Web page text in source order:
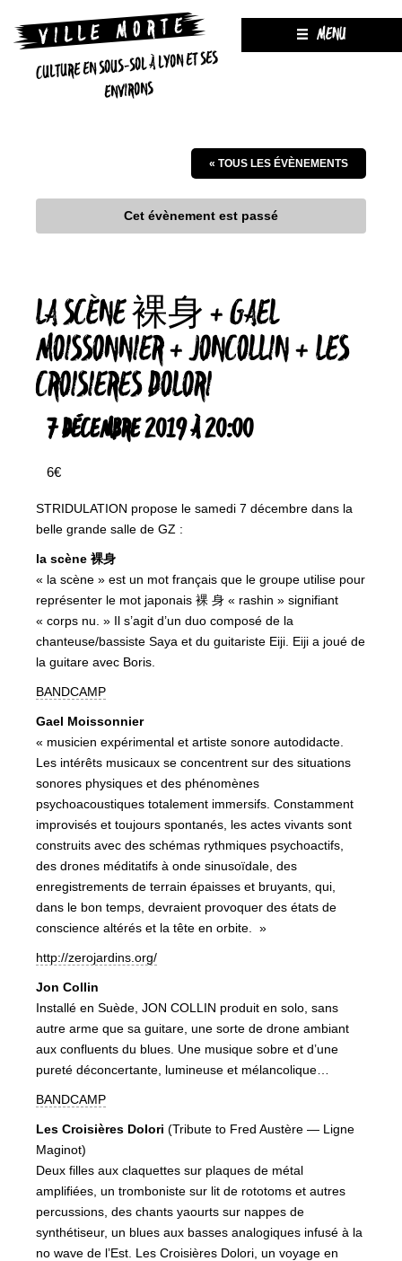
CULTURE EN SOUS-SOL À LYON ET SES
ENVIRONS
MENU
« TOUS LES ÉVÈNEMENTS
Cet évènement est passé
LA SCÈNE 裸身 + GAEL
MOISSONNIER + JONCOLLIN + LES
CROISIERES DOLORI
7 DÉCEMBRE 2019 À 20:00
6€
STRIDULATION propose le samedi 7 décembre dans la
belle grande salle de GZ :
la scène 裸身
« la scène » est un mot français que le groupe utilise pour
représenter le mot japonais 裸 身 « rashin » signifiant
« corps nu. » Il s’agit d’un duo composé de la
chanteuse/bassiste Saya et du guitariste Eiji. Eiji a joué de
la guitare avec Boris.
BANDCAMP
Gael Moissonnier
« musicien expérimental et artiste sonore autodidacte.
Les intérêts musicaux se concentrent sur des situations
sonores physiques et des phénomènes
psychoacoustiques totalement immersifs. Constamment
improvisés et toujours spontanés, les actes vivants sont
construits avec des schémas rythmiques psychoactifs,
des drones méditatifs à onde sinusoïdale, des
enregistrements de terrain épaisses et bruyants, qui,
dans le bon temps, devraient provoquer des états de
conscience altérés et la tête en orbite. »
http://zerojardins.org/
Jon Collin
Installé en Suède, JON COLLIN produit en solo, sans
autre arme que sa guitare, une sorte de drone ambiant
aux confluents du blues. Une musique sobre et d’une
pureté déconcertante, lumineuse et mélancolique…
BANDCAMP
Les Croisières Dolori (Tribute to Fred Austère — Ligne
Maginot)
Deux filles aux claquettes sur plaques de métal
amplifiées, un tromboniste sur lit de rototoms et autres
percussions, des chants yaourts sur nappes de
synthétiseur, un blues aux basses analogiques infusé à la
no wave de l’Est. Les Croisières Dolori, un voyage en